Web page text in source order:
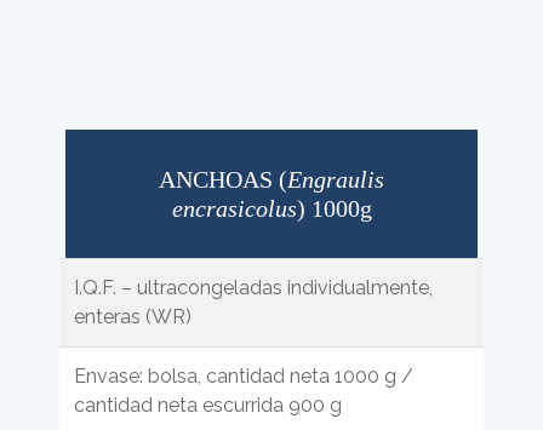
ANCHOAS (Engraulis
encrasicolus) 1000g
I.Q.F. – ultracongeladas individualmente,
enteras (WR)
Envase: bolsa, cantidad neta 1000 g /
cantidad neta escurrida 900 g